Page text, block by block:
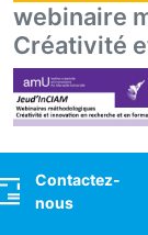
webinaire
Créativité
Contactez-
nous